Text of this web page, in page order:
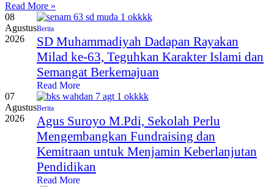
Read More »
08
Agustus
2026
Berita
SD Muhammadiyah Dadapan Rayakan
Milad ke-63, Teguhkan Karakter Islami dan
Semangat Berkemajuan
Read More
07
Agustus
2026
Berita
Agus Suroyo M.Pdi, Sekolah Perlu
Mengembangkan Fundraising dan
Kemitraan untuk Menjamin Keberlanjutan
Pendidikan
Read More